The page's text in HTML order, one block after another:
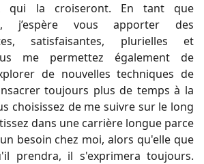
qui la croiseront. En tant que
j’espère vous apporter des
satisfaisantes, plurielles et
me permettez également de
de nouvelles techniques de
toujours plus de temps à la
choisissez de me suivre sur le long
dans une carrière longue parce
besoin chez moi, alors qu'elle que
prendra, il s'exprimera toujours.